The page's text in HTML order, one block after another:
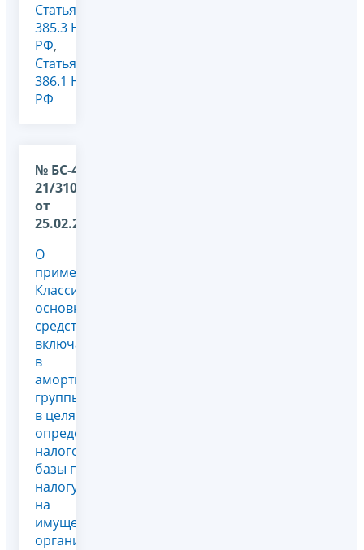
Статья
385.3 НК
РФ,
Статья
386.1 НК
РФ
№ БС-4-
21/3102@
от
25.02.2020
О
применении
Классификации
основных
средств,
включаемых
в
амортизационные
группы,
в целях
определения
налоговой
базы по
налогу
на
имущество
организаций